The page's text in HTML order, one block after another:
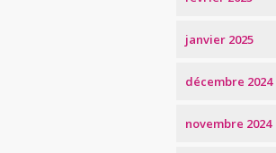
janvier 2025
décembre 2024
novembre 2024